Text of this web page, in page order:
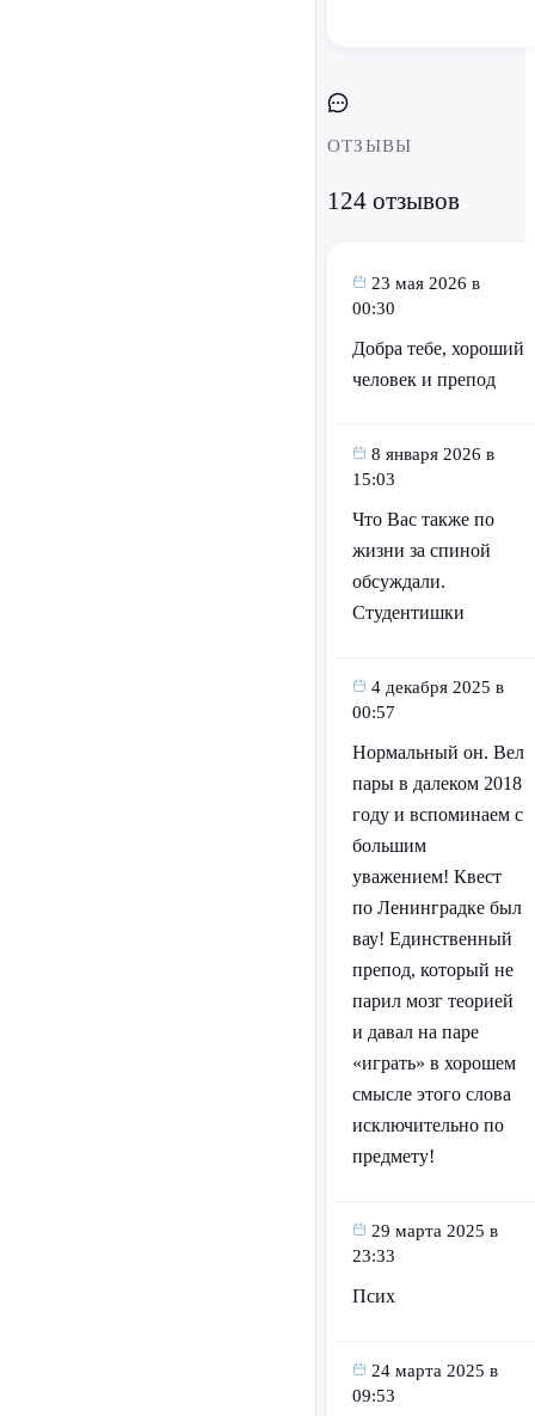
ОТЗЫВЫ
124 отзывов
23 мая 2026 в
00:30
Добра тебе, хороший
человек и препод
8 января 2026 в
15:03
Что Вас также по
жизни за спиной
обсуждали.
Студентишки
4 декабря 2025 в
00:57
Нормальный он. Вел
пары в далеком 2018
году и вспоминаем с
большим
уважением! Квест
по Ленинградке был
вау! Единственный
препод, который не
парил мозг теорией
и давал на паре
«играть» в хорошем
смысле этого слова
исключительно по
предмету!
29 марта 2025 в
23:33
Псих
24 марта 2025 в
09:53